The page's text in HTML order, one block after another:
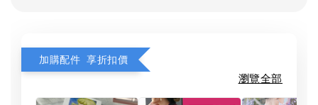
加購配件 享折扣價
瀏覽全部